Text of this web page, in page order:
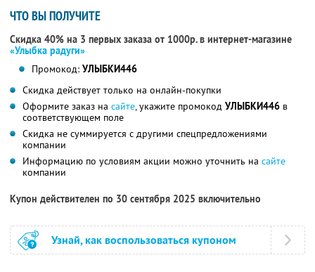
ЧТО ВЫ ПОЛУЧИТЕ
Скидка 40% на 3 первых заказа от 1000р. в интернет-магазине
«Улыбка радуги»
Промокод: УЛЫБКИ446
Скидка действует только на онлайн-покупки
Оформите заказ на сайте, укажите промокод УЛЫБКИ446 в
соответствующем поле
Скидка не суммируется с другими спецпредложениями
компании
Информацию по условиям акции можно уточнить на сайте
компании
Купон действителен по 30 сентября 2025 включительно
Узнай, как воспользоваться купоном